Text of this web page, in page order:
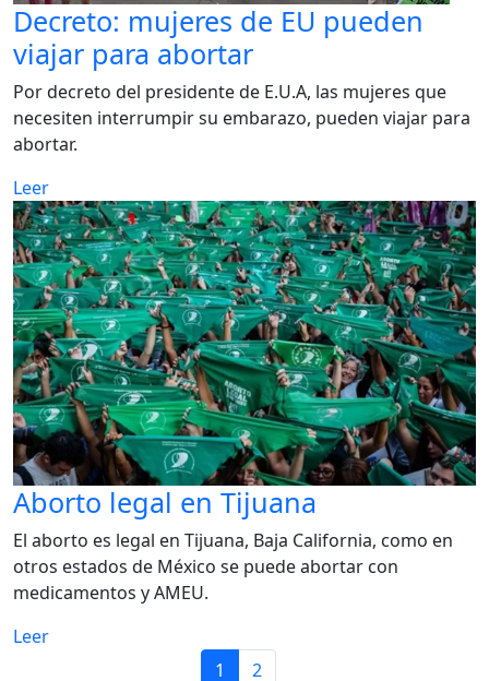
Decreto: mujeres de EU pueden
viajar para abortar
Por decreto del presidente de E.U.A, las mujeres que
necesiten interrumpir su embarazo, pueden viajar para
abortar.
Leer
Aborto legal en Tijuana
El aborto es legal en Tijuana, Baja California, como en
otros estados de México se puede abortar con
medicamentos y AMEU.
Leer
1
2